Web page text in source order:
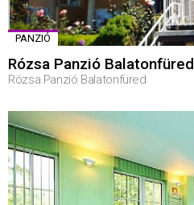
PANZIÓ
Rózsa Panzió Balatonfüred
Rózsa Panzió Balatonfüred